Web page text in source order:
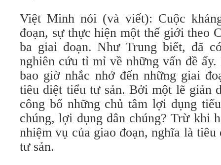
Việt Minh nói (và viết): Cuộc
đoạn, sự thực hiện một thế giới theo
ba giai đoạn. Như Trung biết, đã
nghiên cứu tỉ mỉ về những vấn đề
bao giờ nhắc nhở đến những giai
tiêu diệt tiểu tư sản. Bởi một lẽ giản
công bố những chủ tâm lợi dụng
chúng, lợi dụng dân chúng? Trừ khi
nhiệm vụ của giao đoạn, nghĩa là
tư sản.